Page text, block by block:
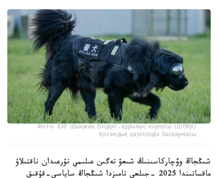
Фото: ҚХР Шыңжаң Өндіріс-құрылыс корпусы (ШӨҚК)
Қоғамдық қауіпсіздік басқармасы
شىڭجاڭ وۆچاركاسىنىڭ شىعۋ تەگىن عىلىمي تۇرعىدان ناقتىلاۋ
ماقساتىندا 2025 -جىلعى تامىزدا شىڭجاڭ ساياسي-قۇقىق